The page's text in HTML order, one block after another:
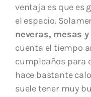
ventaja es que es
el espacio.
neveras, mesas
cuenta el tiempo
cumpleaños para
hace bastante
suele tener muy